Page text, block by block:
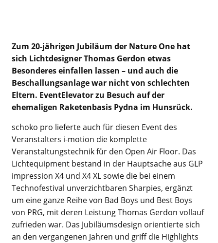
Zum 20-jährigen Jubiläum der Nature One hat
sich Lichtdesigner Thomas Gerdon etwas
Besonderes einfallen lassen – und auch die
Beschallungsanlage war nicht von schlechten
Eltern. EventElevator zu Besuch auf der
ehemaligen Raketenbasis Pydna im Hunsrück.
schoko pro lieferte auch für diesen Event des
Veranstalters i-motion die komplette
Veranstaltungstechnik für den Open Air Floor. Das
Lichtequipment bestand in der Hauptsache aus GLP
impression X4 und X4 XL sowie die bei einem
Technofestival unverzichtbaren Sharpies, ergänzt
um eine ganze Reihe von Bad Boys und Best Boys
von PRG, mit deren Leistung Thomas Gerdon vollauf
zufrieden war. Das Jubiläumsdesign orientierte sich
an den vergangenen Jahren und griff die Highlights